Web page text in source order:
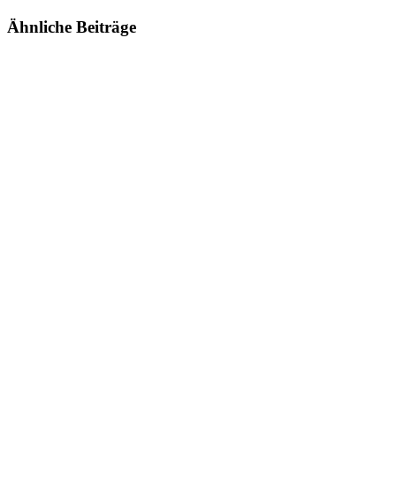
Ähnliche Beiträge